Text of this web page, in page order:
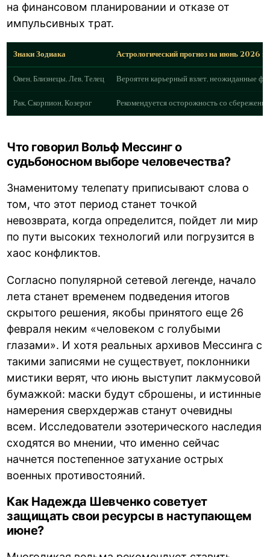
на финансовом планировании и отказе от
импульсивных трат.
Знаки Зодиака Астрологический прогноз на июнь 2026
Овен, Близнецы, Лев, Телец Вероятен карьерный взлет, неожиданные
Рак, Скорпион, Козерог Рекомендуется осторожность со
Что говорил Вольф Мессинг о
судьбоносном выборе человечества?
Знаменитому телепату приписывают слова о
том, что этот период станет точкой
невозврата, когда определится, пойдет ли мир
по пути высоких технологий или погрузится в
хаос конфликтов.
Согласно популярной сетевой легенде, начало
лета станет временем подведения итогов
скрытого решения, якобы принятого еще 26
февраля неким «человеком с голубыми
глазами». И хотя реальных архивов Мессинга с
такими записями не существует, поклонники
мистики верят, что июнь выступит лакмусовой
бумажкой: маски будут сброшены, и истинные
намерения сверхдержав станут очевидны
всем. Исследователи эзотерического наследия
сходятся во мнении, что именно сейчас
начнется постепенное затухание острых
военных противостояний.
Как Надежда Шевченко советует
защищать свои ресурсы в наступающем
июне?